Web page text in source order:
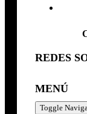
REDES
MENÚ
Toggle